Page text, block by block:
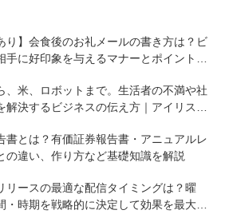
り】会食後のお礼メールの書き方は？ビ
手に好印象を与えるマナーとポイントを
、米、ロボットまで。生活者の不満や社
解決するビジネスの伝え方｜アイリスオ
書とは？有価証券報告書・アニュアルレ
の違い、作り方など基礎知識を解説
リースの最適な配信タイミングは？曜
・時期を戦略的に決定して効果を最大化